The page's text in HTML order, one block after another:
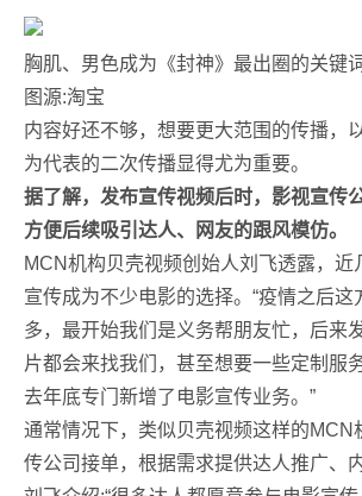
胸肌、男色成为《封神》最出圈的关键词
图源:淘宝
内容好还不够，想要更大范围的传播，
为代表的二次传播显得尤为重要。
据了解，发布宣传视频后时，影视宣传
方便后续吸引达人、网友的跟风模仿。
MCN机构贝壳视频创始人刘飞透露，近
宣传成为不少电影的选择。“疫情之后这
多，最开始我们是义务帮朋友忙，后来
片都会来找我们，甚至想要一些定制服
去年底专门新增了电影宣传业务。”
通常情况下，类似贝壳视频这样的MCN
传公司接单，根据需求提供达人推广、